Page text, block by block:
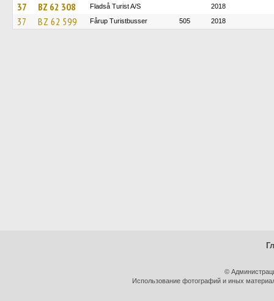
37 BZ 62 308 Fladså Turist A/S 2018
37 BZ 62 599 Fårup Turistbusser 505 2018
©
Использование фотографий и иных